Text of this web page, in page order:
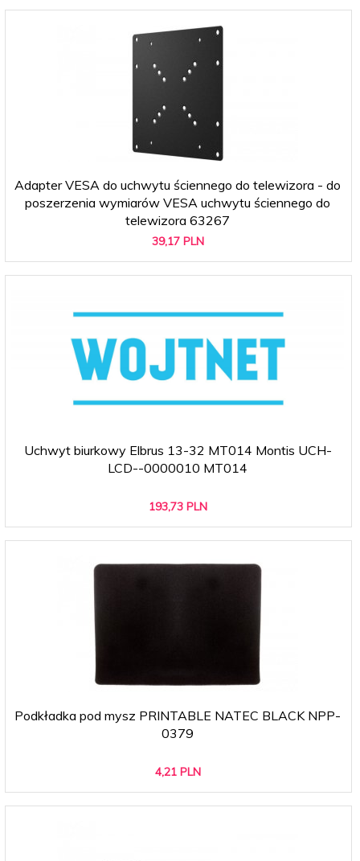
Adapter VESA do uchwytu ściennego do telewizora - do
poszerzenia wymiarów VESA uchwytu ściennego do
telewizora 63267
39,17 PLN
Uchwyt biurkowy Elbrus 13-32 MT014 Montis UCH-
LCD--0000010 MT014
193,73 PLN
Podkładka pod mysz PRINTABLE NATEC BLACK NPP-
0379
4,21 PLN